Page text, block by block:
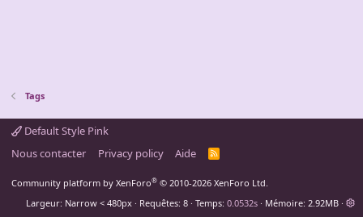
Tags
Default Style Pink
Nous contacter
Privacy policy Aide
R
Community platform by XenForo® © 2010-2026 XenForo Ltd.
Largeur
Requêtes 8 Temps 0.0532s Mémoire 2.92MB